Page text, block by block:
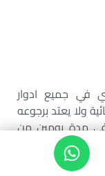
في جميع ادوار
ولا يعتد برجوعه
مدة يومين من